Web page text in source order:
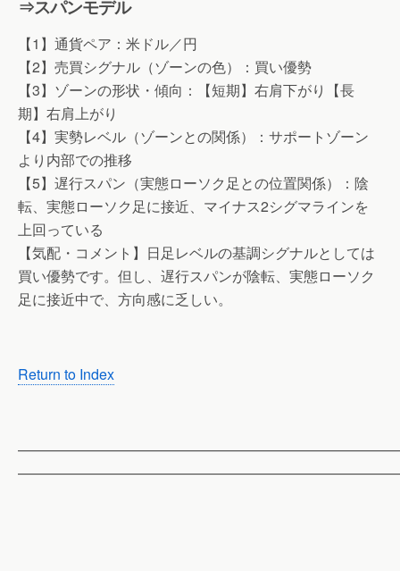
⇒スパンモデル
【1】通貨ペア：米ドル／円
【2】売買シグナル（ゾーンの色）：買い優勢
【3】ゾーンの形状・傾向：【短期】右肩下がり【長
期】右肩上がり
【4】実勢レベル（ゾーンとの関係）：サポートゾーン
より内部での推移
【5】遅行スパン（実態ローソク足との位置関係）：陰
転、実態ローソク足に接近、マイナス2シグマラインを
上回っている
【気配・コメント】日足レベルの基調シグナルとしては
買い優勢です。但し、遅行スパンが陰転、実態ローソク
足に接近中で、方向感に乏しい。
Return to Index